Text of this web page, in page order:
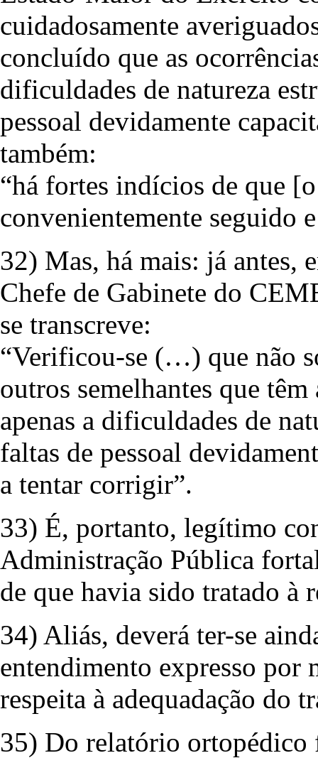
cuidadosamente
concluído que as
dificuldades de natureza
pessoal devidamente
também:
“há fortes indícios de que
convenientemente seguido
32) Mas, há mais: já antes,
Chefe de Gabinete do
se transcreve:
“Verificou-se (…) que não
outros semelhantes que
apenas a dificuldades de
faltas de pessoal
a tentar corrigir”.
33) É, portanto, legítimo
Administração Pública
de que havia sido tratado à
34) Aliás, deverá ter-se
entendimento expresso por
respeita à adequadação do
35) Do relatório